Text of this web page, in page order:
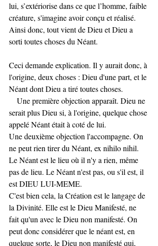
lui, s’extériorise dans ce que l’homme, faible
créature, s'imagine avoir conçu et réalisé.
Ainsi donc, tout vient de Dieu et Dieu a
sorti toutes choses du Néant.
Ceci demande explication. Il y aurait donc, à
l'origine, deux choses : Dieu d'une part, et le
Néant dont Dieu a tiré toutes choses.
serait plus Dieu si, à l'origine, quelque chose
appelé Néant était à coté de lui.
Une deuxième objection l'accompagne. On
ne peut rien tirer du Néant, ex nihilo nihil.
Le Néant est le lieu où il n'y a rien, même
pas de lieu. Le Néant n'est pas, ou s'il est, il
est DIEU LUI-MEME.
C'est bien cela, la Création est le langage de
la Divinité. Elle est le Dieu Manifesté, ne
fait qu'un avec le Dieu non manifesté. On
peut donc considérer que le néant est, en
quelque sorte, le Dieu non manifesté qui,